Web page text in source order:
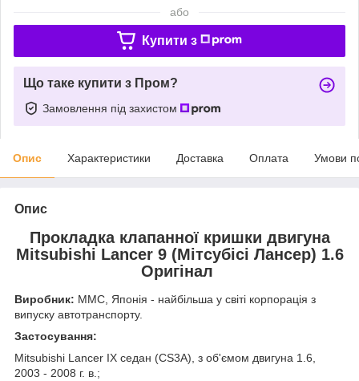
або
Купити з
Що таке купити з Пром?
Замовлення під захистом
Опис Характеристики Доставка Оплата Умови
Опис
Прокладка клапанної кришки двигуна
Mitsubishi Lancer 9 (Мітсубісі Лансер) 1.6
Оригінал
Виробник: MMC, Японія - найбільша у світі корпорація з
випуску автотранспорту.
Застосування:
Mitsubishi Lancer IX седан (CS3A), з об'ємом двигуна 1.6,
2003 - 2008 г. в.;